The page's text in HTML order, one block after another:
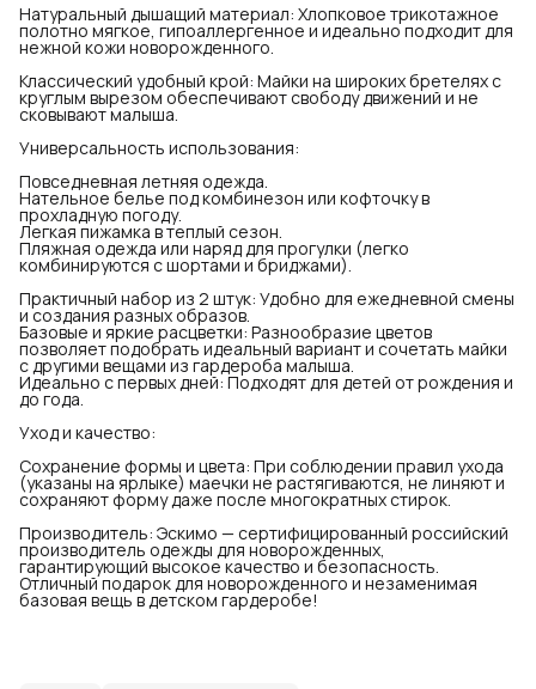
Натуральный дышащий материал: Хлопковое трикотажное
полотно мягкое, гипоаллергенное и идеально подходит для
нежной кожи новорожденного.
Классический удобный крой: Майки на широких бретелях с
круглым вырезом обеспечивают свободу движений и не
сковывают малыша.
Универсальность использования:
Повседневная летняя одежда.
Нательное белье под комбинезон или кофточку в
прохладную погоду.
Легкая пижамка в теплый сезон.
Пляжная одежда или наряд для прогулки (легко
комбинируются с шортами и бриджами).
Практичный набор из 2 штук: Удобно для ежедневной смены
и создания разных образов.
Базовые и яркие расцветки: Разнообразие цветов
позволяет подобрать идеальный вариант и сочетать майки
с другими вещами из гардероба малыша.
Идеально с первых дней: Подходят для детей от рождения и
до года.
Уход и качество:
Сохранение формы и цвета: При соблюдении правил ухода
(указаны на ярлыке) маечки не растягиваются, не линяют и
сохраняют форму даже после многократных стирок.
Производитель: Эскимо — сертифицированный российский
производитель одежды для новорожденных,
гарантирующий высокое качество и безопасность.
Отличный подарок для новорожденного и незаменимая
базовая вещь в детском гардеробе!